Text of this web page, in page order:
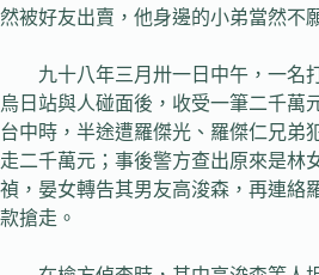
然被好友出賣，他身邊的小弟當然不
九十八年三月卅一日中午，一名
烏日站與人碰面後，收受一筆二千萬
台中時，半途遭羅傑光、羅傑仁兄弟
走二千萬元；事後警方查出原來是林
禎，晏女轉告其男友高浚森，再連絡
款搶走。